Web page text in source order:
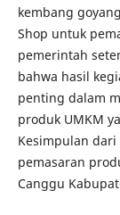
kembang
Shop untuk
pemerintah
bahwa hasil
penting dalam
produk UMKM
Kesimpulan
pemasaran
Canggu